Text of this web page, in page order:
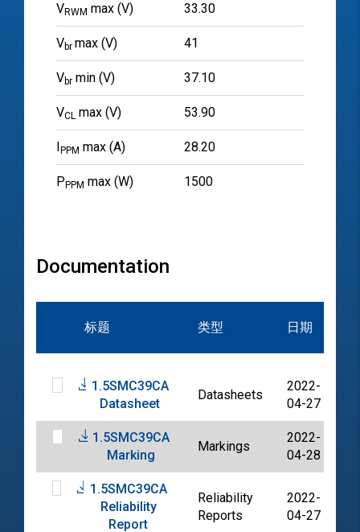
VRWM max (V) 33.30
Vbr max (V) 41
Vbr min (V) 37.10
VCL max (V) 53.90
PPM max (A) 28.20
P PPM max (W) 1500
Documentation
标题 类型 日期
1.5SMC39CA
Datasheet
Datasheets
2022-
04-27
1.5SMC39CA
Marking
Markings
2022-
04-28
1.5SMC39CA
Reliability
Report
Reliability
Reports
2022-
04-27